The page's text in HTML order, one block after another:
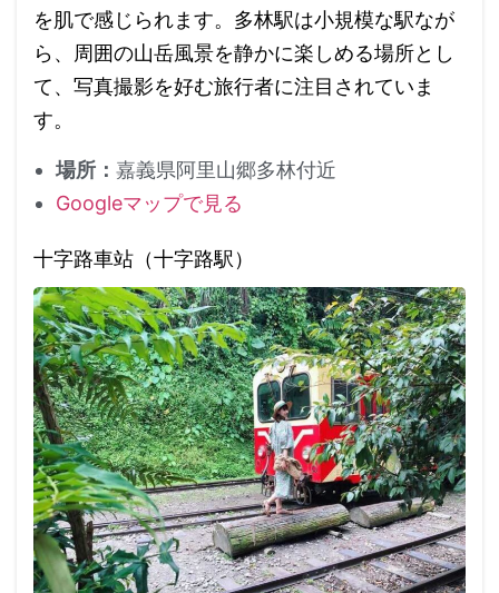
を肌で感じられます。多林駅は小規模な駅なが
ら、周囲の山岳風景を静かに楽しめる場所とし
て、写真撮影を好む旅行者に注目されていま
す。
場所： 嘉義県阿里山郷多林付近
Googleマップで見る
十字路車站（十字路駅）